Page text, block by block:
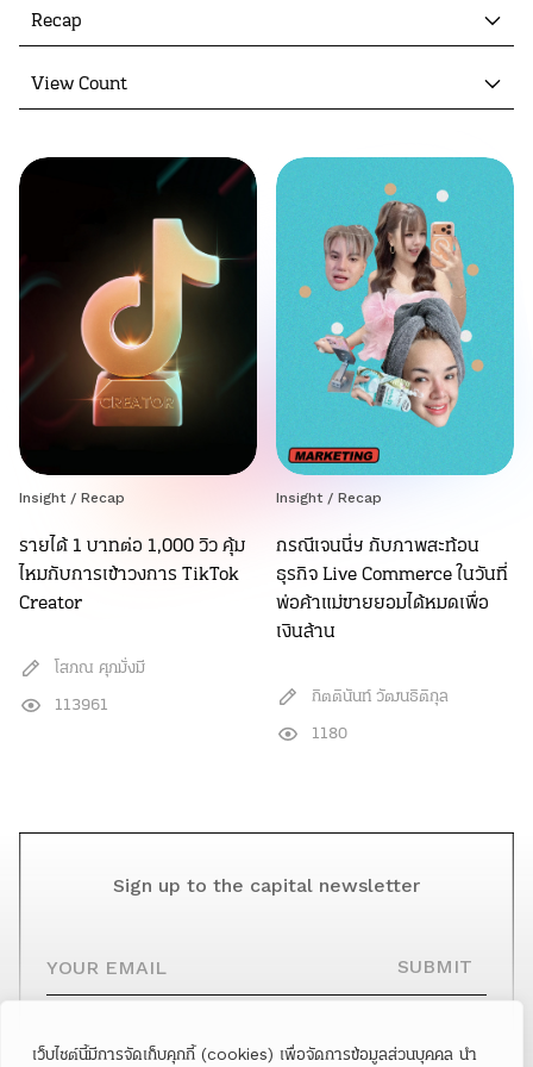
เว็บไซต์นี้มีการจัดเก็บคุกกี้ (cookies) เพื่อจัดการข้อมูลส่วนบุคคล นำ
Recap
View Count
Insight / Recap
รายได้ 1 บาทต่อ 1,000 วิว คุ้ม
ไหมกับการเข้าวงการ TikTok
Creator
โสภณ ศุภมั่งมี
113961
Insight / Recap
กรณีเจนนี่ฯ กับภาพสะท้อน
ธุรกิจ Live Commerce ในวันที่
พ่อค้าแม่ขายยอมได้หมดเพื่อ
เงินล้าน
กิตตินันท์ วัฒนธิติกุล
1180
Sign up to the capital newsletter
SUBMIT